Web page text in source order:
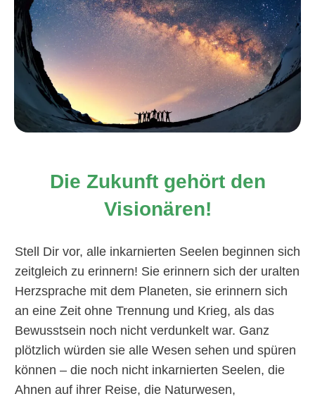
Die Zukunft gehört den
Visionären!
Stell Dir vor, alle inkarnierten Seelen beginnen sich
zeitgleich zu erinnern! Sie erinnern sich der uralten
Herzsprache mit dem Planeten, sie erinnern sich
an eine Zeit ohne Trennung und Krieg, als das
Bewusstsein noch nicht verdunkelt war. Ganz
plötzlich würden sie alle Wesen sehen und spüren
können – die noch nicht inkarnierten Seelen, die
Ahnen auf ihrer Reise, die Naturwesen,